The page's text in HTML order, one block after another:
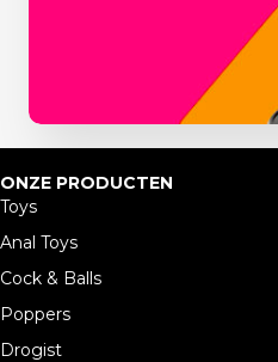
ONZE PRODUCTEN
Toys
Anal Toys
Cock & Balls
Poppers
Drogist